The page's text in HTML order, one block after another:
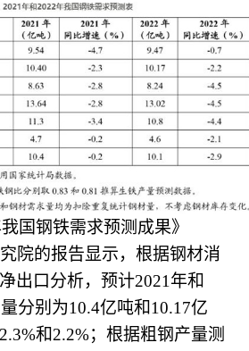
国钢铁需求预测成果》
院的报告显示，根据钢材消
出口分析，预计2021年和
分别为10.4亿吨和10.17亿
和2.2%；根据粗钢产量测